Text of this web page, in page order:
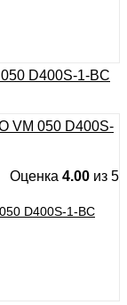
Оценка 4.00 из 5
D400S-1-BC